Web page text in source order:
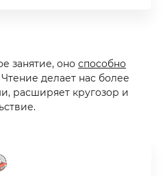
занятие, оно способно
Чтение делает нас более
расширяет кругозор и